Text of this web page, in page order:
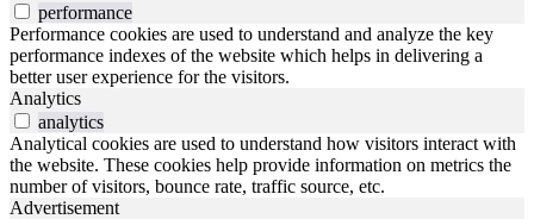
performance
Performance cookies are used to understand and analyze the key
performance indexes of the website which helps in delivering a
better user experience for the visitors.
Analytics
analytics
Analytical cookies are used to understand how visitors interact with
the website. These cookies help provide information on metrics the
number of visitors, bounce rate, traffic source, etc.
Advertisement